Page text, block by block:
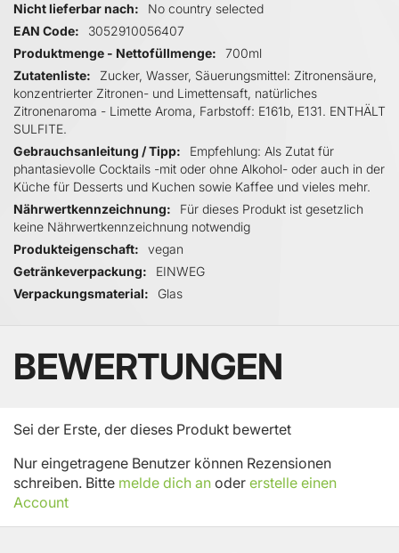
Nicht lieferbar nach
No country selected
EAN Code
3052910056407
Produktmenge - Nettofüllmenge
700ml
Zutatenliste
Zucker, Wasser, Säuerungsmittel: Zitronensäure,
konzentrierter Zitronen- und Limettensaft, natürliches
Zitronenaroma - Limette Aroma, Farbstoff: E161b, E131. ENTHÄLT
SULFITE.
Gebrauchsanleitung / Tipp
Empfehlung: Als Zutat für
phantasievolle Cocktails -mit oder ohne Alkohol- oder auch in der
Küche für Desserts und Kuchen sowie Kaffee und vieles mehr.
Nährwertkennzeichnung
Für dieses Produkt ist gesetzlich
keine Nährwertkennzeichnung notwendig
Produkteigenschaft
vegan
Getränkeverpackung
EINWEG
Verpackungsmaterial
Glas
BEWERTUNGEN
Sei der Erste, der dieses Produkt bewertet
Nur eingetragene Benutzer können Rezensionen
schreiben. Bitte melde dich an oder erstelle einen
Account